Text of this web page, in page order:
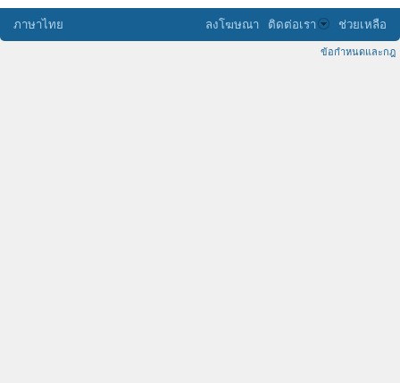
ภาษาไทย ลงโฆษณา ติดต่อเรา ช่วยเหลือ
ข้อกำหนดและกฎ